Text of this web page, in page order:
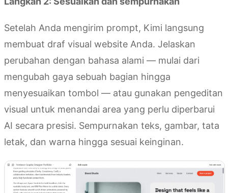
Setelah Anda mengirim prompt, Kimi langsung
membuat draf visual website Anda. Jelaskan
perubahan dengan bahasa alami — mulai dari
mengubah gaya sebuah bagian hingga
menyesuaikan tombol — atau gunakan pengeditan
visual untuk menandai area yang perlu diperbarui
AI secara presisi. Sempurnakan teks, gambar, tata
letak, dan warna hingga sesuai keinginan.